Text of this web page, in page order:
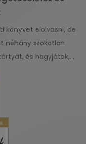
könyvet elolvasni, de
néhány szokatlan
és hagyjátok,
egymás
rutinból kiszakadva új
randiötletek